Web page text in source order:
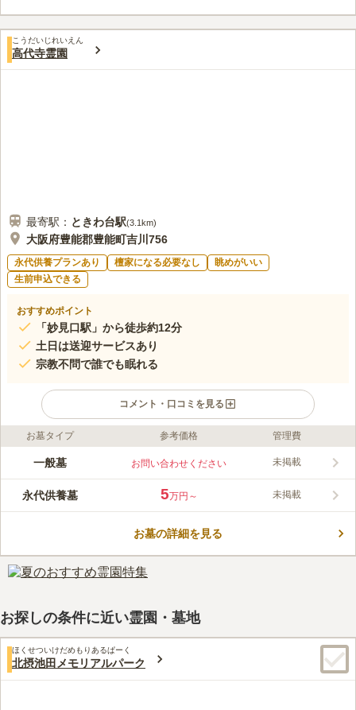
みんなの評価
4.1 口コミ2件
70代男性
霊園に電話で頼むと花 供え物は用意してくださるのでとても便
利です 食事する所は近くには ありません 立地は周囲を山に囲まれた
静かな場所です ゆっくりと出来ます
こうだいじれいえん
高代寺霊園
最寄駅： ときわ台駅(3.1km)
大阪府豊能郡豊能町吉川756
永代供養プランあり 檀家になる必要なし
眺めがいい
生前申込できる
おすすめポイント
「妙見口駅」から徒歩約12分
土日は送迎サービスあり
宗教不問で誰でも眠れる
コメント・口コミを見る
ライフドット編集部のコメント
961年に開山された、北摂の中で最も悠久の歴史をもつお寺のお
珍しいことに、高代寺では西日本全域で絶滅危惧種に指定されて
いる「ツキノワグマ」が飼育されています。 霊園から高代寺ま
り、「ツキノワグマ」を見物してはいかがでしょうか。
みんなの評価
2.0 口コミ3件
50代男性
大阪でも田舎であり、徐々に高齢・過疎化が進むなど今後の発展
お墓タイプ 参考価格 管理費
一般墓 お問い合わせください 未掲載
永代供養墓 5万円～ 未掲載
お墓の詳細を見る
お探しの条件に近い霊園・墓地
ほくせついけだめもりあるぱーく
北摂池田メモリアルパーク